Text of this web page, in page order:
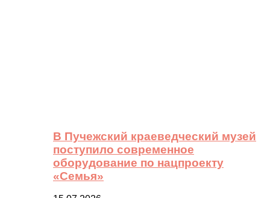
В Пучежский краеведческий музей
поступило современное
оборудование по нацпроекту
«Семья»